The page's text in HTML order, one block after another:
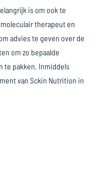
is om ook te
therapeut en
advies te geven over de
om zo bepaalde
te pakken. Inmiddels
van Sckin Nutrition in